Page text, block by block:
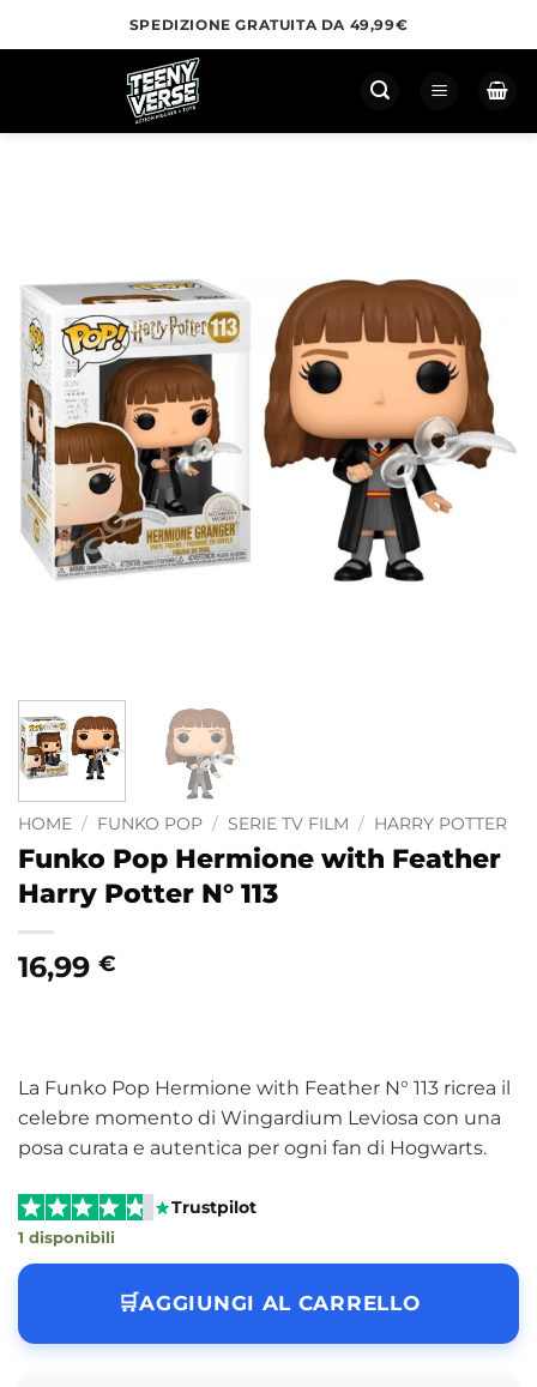
ai
SPEDIZIONE GRATUITA DA 49,99€
HOME / FUNKO POP / SERIE TV FILM / HARRY POTTER
Funko Pop Hermione with Feather
Harry Potter N° 113
16,99 €
La Funko Pop Hermione with Feather N° 113 ricrea il
celebre momento di Wingardium Leviosa con una
posa curata e autentica per ogni fan di Hogwarts.
Trustpilot
1 disponibili
AGGIUNGI AL CARRELLO